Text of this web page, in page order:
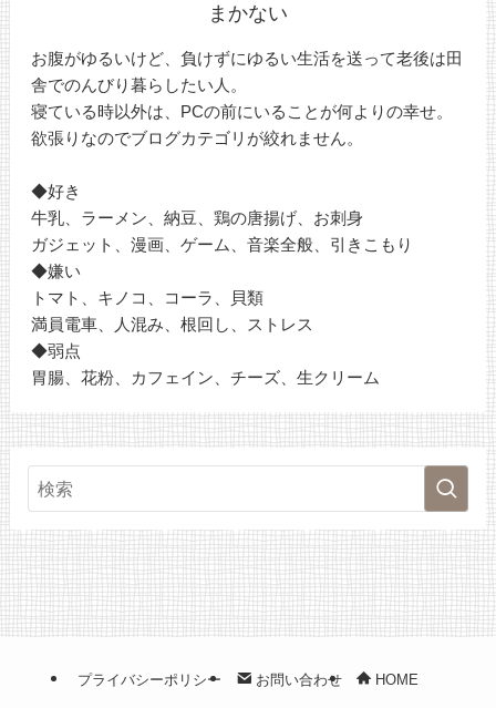
まかない
お腹がゆるいけど、負けずにゆるい生活を送って老後は田
舎でのんびり暮らしたい人。
寝ている時以外は、PCの前にいることが何よりの幸せ。
欲張りなのでブログカテゴリが絞れません。
◆好き
牛乳、ラーメン、納豆、鶏の唐揚げ、お刺身
ガジェット、漫画、ゲーム、音楽全般、引きこもり
◆嫌い
トマト、キノコ、コーラ、貝類
満員電車、人混み、根回し、ストレス
◆弱点
胃腸、花粉、カフェイン、チーズ、生クリーム
プライバシーポリシー お問い合わせ HOME